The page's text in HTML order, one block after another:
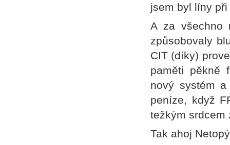
jsem byl líny
A za všechno
způsobovaly
CIT (díky)
paměti pěkně
nový systém
peníze, když
težkým srdcem
Tak ahoj